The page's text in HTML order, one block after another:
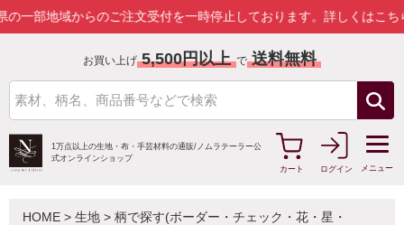
からのご注文受付を一時停止しております。詳しくはこちら
お買い上げ 5,500円以上 で 送料無料
1万点以上の生地・布・手芸材料の通販/ ノムラテーラー公
式オンラインショップ
カート
ログイン メニュー
HOME > 生地 > 柄で探す(ボーダー・チェック・花・星・